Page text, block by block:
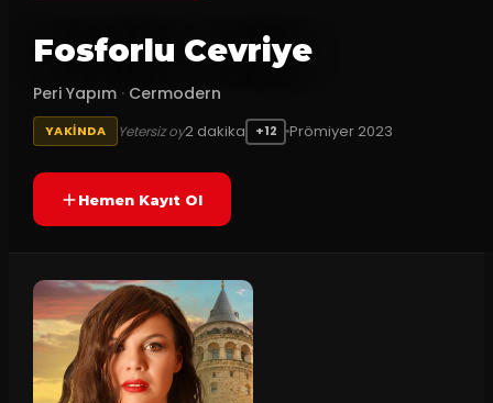
Fosforlu Cevriye
Peri Yapım · Cermodern
YAKINDA Yetersiz oy2 dakika +12 Prömiyer 2023
Hemen Kayıt Ol